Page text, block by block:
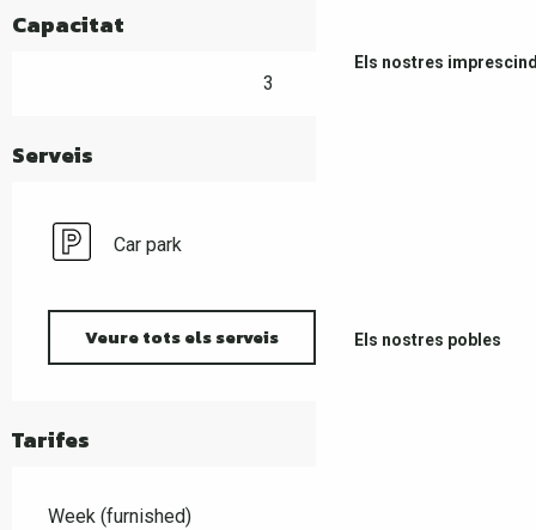
Els nostres
Els nostres pobles
Capacitat
3
Serveis
Car park
Veure tots els serveis
Tarifes
Week (furnished)